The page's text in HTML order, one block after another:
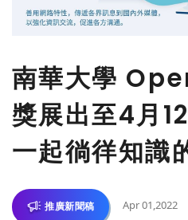
南華大學
獎展出至4月
一起徜徉知識
推廣新聞稿 Apr 01,2022